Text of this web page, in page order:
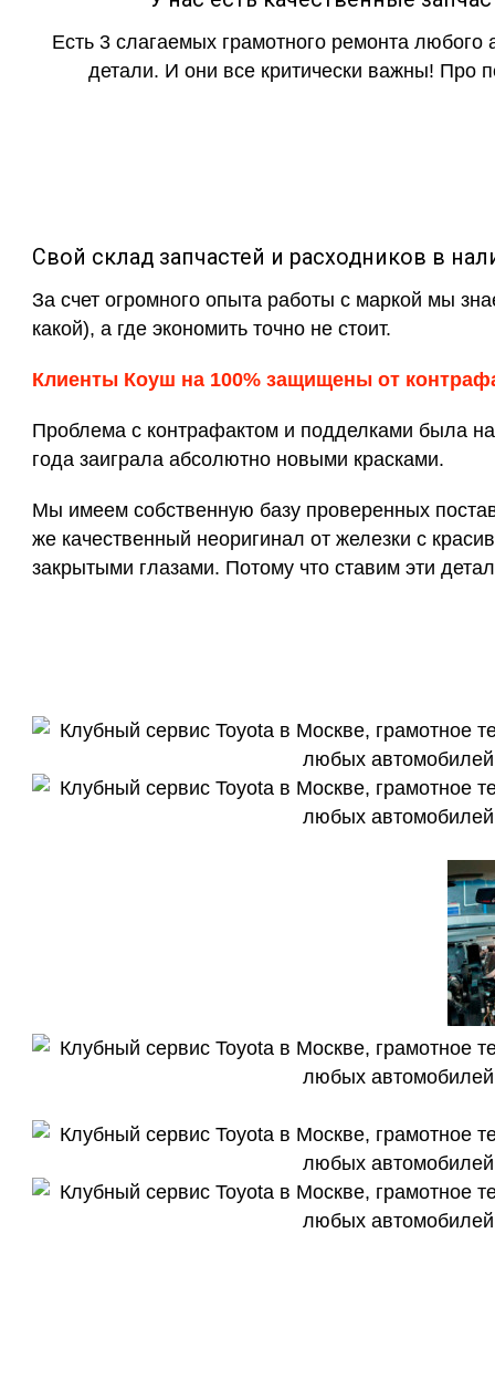
Есть 3 слагаемых грамотного ремонта
детали. И они все критически важны! Про
Свой склад запчастей и расходников в
За счет огромного опыта работы с маркой мы
какой), а где экономить точно не стоит.
Клиенты Коуш на 100% защищены от
Проблема с контрафактом и подделками была
года заиграла абсолютно новыми красками.
Мы имеем собственную базу проверенных
же качественный неоригинал от железки с
закрытыми глазами. Потому что ставим эти